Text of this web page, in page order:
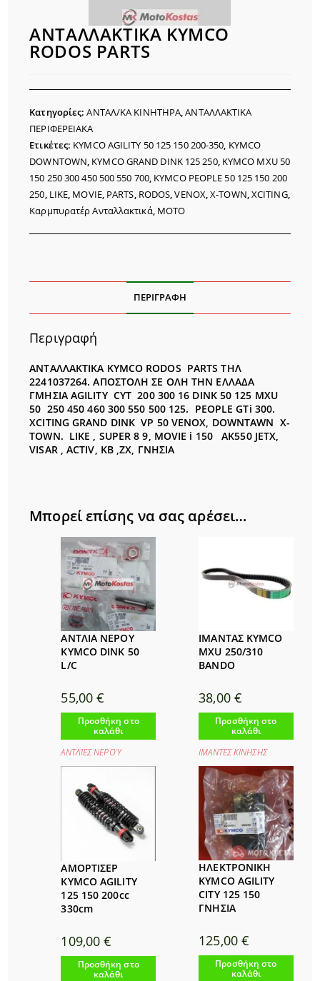
ΑΝΤΑΛΛΑΚΤΙΚΑ KYMCO
RODOS PARTS
Κατηγορίες:ΑΝΤΑΛ/ΚΑ ΚΙΝΗΤΗΡΑ,ΑΝΤΑΛΛΑΚΤΙΚΑ
ΠΕΡΙΦΕΡΕΙΑΚΑ
Ετικέτες: KYMCO AGILITY 50 125 150 200-350, KYMCO
DOWNTOWN, KYMCO GRAND DINK 125 250, KYMCO MXU 50
150 250 300 450 500 550 700, KYMCO PEOPLE 50 125 150 200
250, LIKE, MOVIE, PARTS, RODOS,VENOX,X-TOWN,XCITING,
Καρμπυρατέρ Ανταλλακτικά, ΜΟΤΟ
ΠΕΡΙΓΡΑΦΉ
Περιγραφή
ΑΝΤΑΛΛΑΚΤΙΚΑ KYMCO RODOS PARTS ΤΗΛ
2241037264. ΑΠΟΣΤΟΛΗ ΣΕ ΟΛΗ ΤΗΝ ΕΛΛΑΔΑ
ΓΜΗΣΙΑ AGILITY CYT 200 300 16 DINK 50 125 MXU
50 250 450 460 300 550 500 125. PEOPLE GTi 300.
XCITING GRAND DINK VP 50 VENOX, DOWNTAWN X-
TOWN. LIKE , SUPER 8 9, MOVIE i 150 AK550 JETX,
VISAR , ACTIV, KB ,ZX, ΓΝΗΣΙΑ
Μπορεί επίσης να σας αρέσει…
ΑΝΤΛΙΑ ΝΕΡΟΥ
KYMCO DINK 50
L/C
55,00€
Προσθήκη στο
καλάθι
ΑΝΤΛΊΕΣ ΝΕΡΟΎ
ΙΜΑΝΤΑΣ KYMCO
MXU 250/310
BANDO
38,00 €
Προσθήκη στο
καλάθι
ΙΜΑΝΤΕΣ ΚΙΝΗΣΗΣ
ΑΜΟΡΤΙΣΕΡ
KYMCO AGILITY
125 150 200cc
330cm
109,00€
Προσθήκη στο
καλάθι
ΗΛΕΚΤΡΟΝΙΚH
KYMCO AGILITY
CITY 125 150
ΓΝΗΣΙΑ
125,00 €
Προσθήκη στο
καλάθι